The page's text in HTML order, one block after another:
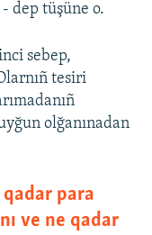
dep tüşüne o.
sebep,
tesiri
olğanınadan
qadar para
ve ne qadar